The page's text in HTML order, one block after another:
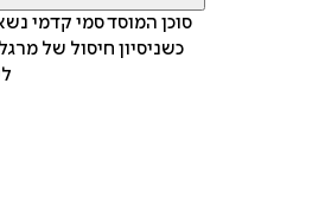
סוכן המוסד סמי קדמי
כשניסיון חיסול של